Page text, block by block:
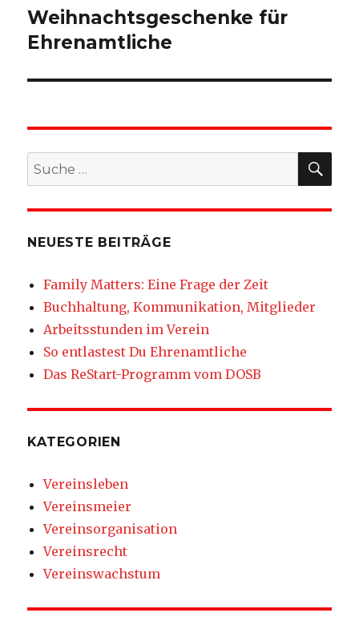
Weihnachtsgeschenke für
Ehrenamtliche
Suche
nach:
NEUESTE BEITRÄGE
Family Matters: Eine Frage der Zeit
Buchhaltung, Kommunikation, Mitglieder
Arbeitsstunden im Verein
So entlastest Du Ehrenamtliche
Das ReStart-Programm vom DOSB
KATEGORIEN
Vereinsleben
Vereinsmeier
Vereinsorganisation
Vereinsrecht
Vereinswachstum